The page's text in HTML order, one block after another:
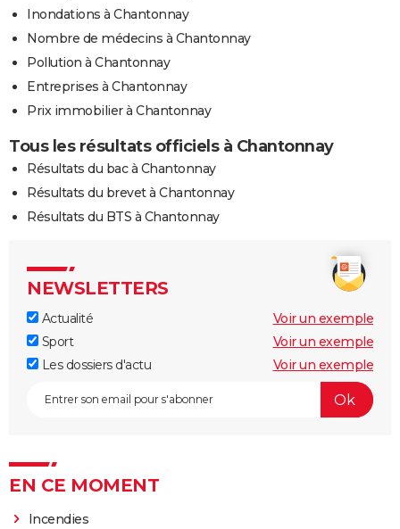
Inondations à Chantonnay
Nombre de médecins à Chantonnay
Pollution à Chantonnay
Entreprises à Chantonnay
Prix immobilier à Chantonnay
Tous les résultats officiels à Chantonnay
Résultats du bac à Chantonnay
Résultats du brevet à Chantonnay
Résultats du BTS à Chantonnay
NEWSLETTERS
Actualité
Voir un exemple
Sport
Voir un exemple
Les dossiers d'actu
Voir un exemple
EN CE MOMENT
Incendies